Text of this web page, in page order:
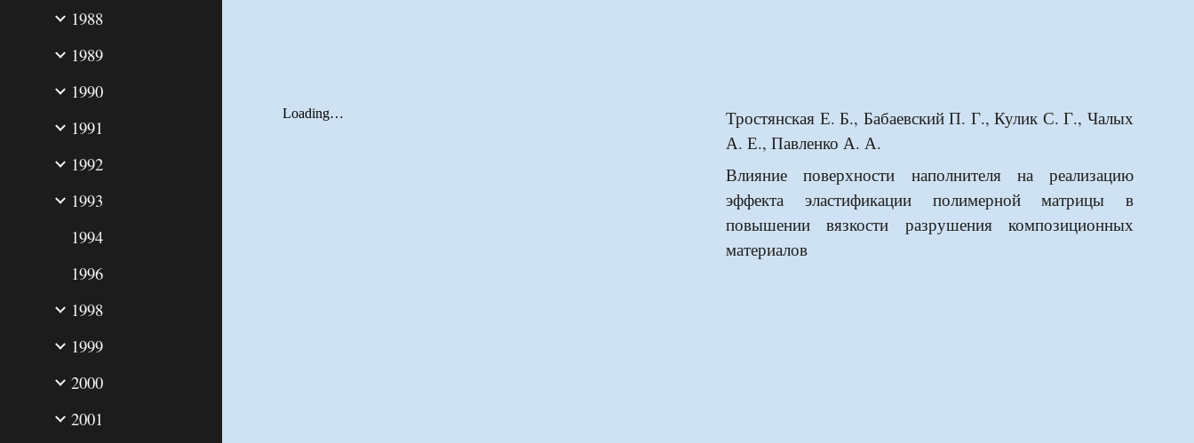
1988
1989
1990
1991
1992
1993
1994
1996
1998
1999
2000
2001
Тростянская Е. Б., Бабаевский П. Г., Кулик С. Г., Чалых
А. Е., Павленко А. А.
Влияние поверхности наполнителя на реализацию
эффекта эластификации полимерной матрицы в
повышении вязкости разрушения композиционных
материалов